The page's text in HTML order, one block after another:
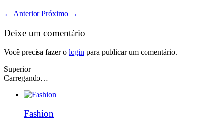
← Anterior Próximo →
Deixe um comentário
Você precisa fazer o login para publicar um comentário.
Superior
Carregando…
Fashion